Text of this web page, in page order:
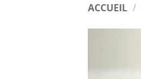
ACCUEIL /